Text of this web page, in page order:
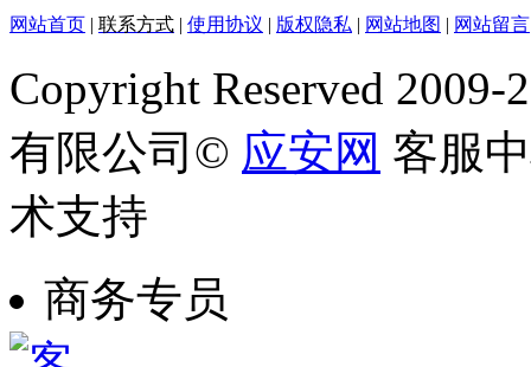
网站首页 | 联系方式 | 使用协议 | 版权隐私 | 网站地图 | 网站留言
Copyright Reserved
有限公司© 应安网 客服
术支持
商务专员